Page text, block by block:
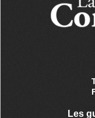
Les